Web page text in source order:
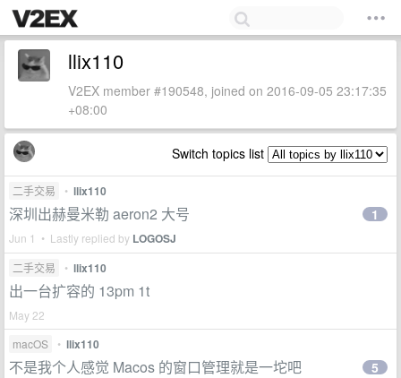
llix110
V2EX member #190548, joined on 2016-09-05 23:17:35
+08:00
Switch topics list
二手交易 • llix110
深圳出赫曼米勒 aeron2 大号
Jun 1 • Lastly replied by LOGOSJ
1
二手交易 • llix110
出一台扩容的 13pm 1t
May 22
macOS
• llix110
不是我个人感觉 Macos 的窗口管理就是一坨吧 5